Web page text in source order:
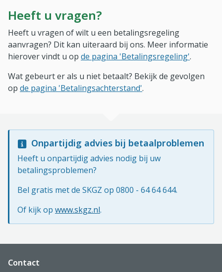
Heeft u vragen?
Heeft u vragen of wilt u een betalingsregeling
aanvragen? Dit kan uiteraard bij ons. Meer informatie
hierover vindt u op de pagina 'Betalingsregeling'.
Wat gebeurt er als u niet betaalt? Bekijk de gevolgen
op de pagina 'Betalingsachterstand'.
Onpartijdig advies bij betaalproblemen
Heeft u onpartijdig advies nodig bij uw
betalingsproblemen?
Bel gratis met de SKGZ op 0800 - 64 64 644.
Of kijk op www.skgz.nl.
Website footer
Contact